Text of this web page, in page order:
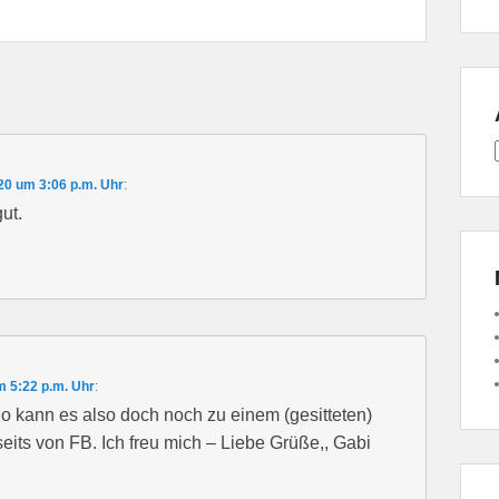
um 3:06 p.m. Uhr:
5:22 p.m. Uhr:
kann es also doch noch zu einem (gesitteten)
von FB. Ich freu mich – Liebe Grüße,, Gabi